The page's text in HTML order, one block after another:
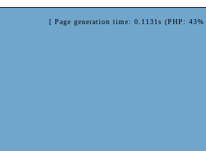
[ Page generation time: 0.1131s (PHP: